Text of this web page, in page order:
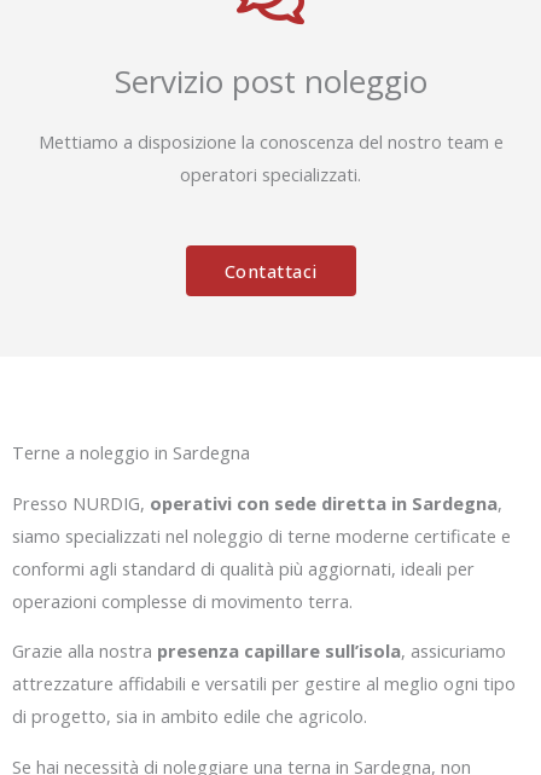
Servizio post noleggio
Mettiamo a disposizione la conoscenza del nostro team e
operatori specializzati.
Contattaci
Terne a noleggio in Sardegna
Presso NURDIG, operativi con sede diretta in Sardegna,
siamo specializzati nel noleggio di terne moderne certificate e
conformi agli standard di qualità più aggiornati, ideali per
operazioni complesse di movimento terra.
Grazie alla nostra presenza capillare sull’isola, assicuriamo
attrezzature affidabili e versatili per gestire al meglio ogni tipo
di progetto, sia in ambito edile che agricolo.
Se hai necessità di noleggiare una terna in Sardegna, non